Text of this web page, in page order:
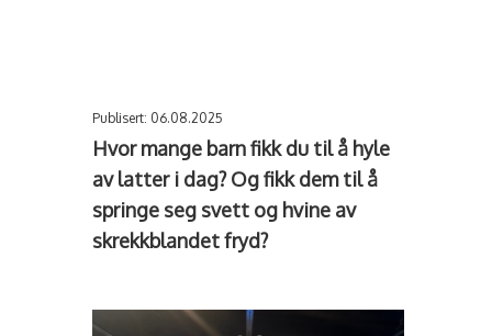
Publisert: 06.08.2025
Hvor mange barn fikk du til å hyle
av latter i dag? Og fikk dem til å
springe seg svett og hvine av
skrekkblandet fryd?